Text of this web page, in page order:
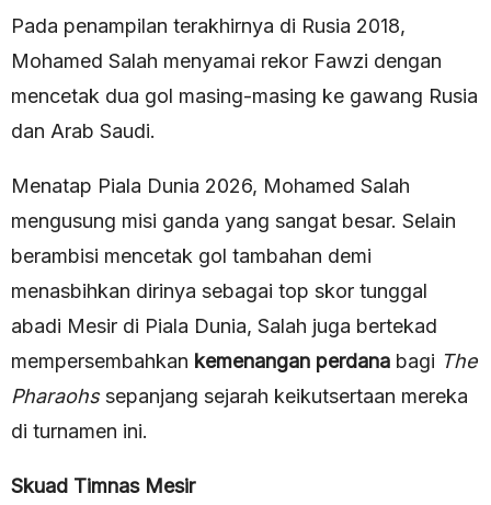
Pada penampilan terakhirnya di Rusia 2018,
Mohamed Salah menyamai rekor Fawzi dengan
mencetak dua gol masing-masing ke gawang Rusia
dan Arab Saudi.
Menatap Piala Dunia 2026, Mohamed Salah
mengusung misi ganda yang sangat besar. Selain
berambisi mencetak gol tambahan demi
menasbihkan dirinya sebagai top skor tunggal
abadi Mesir di Piala Dunia, Salah juga bertekad
mempersembahkan kemenangan perdana bagi The
Pharaohssepanjang sejarah keikutsertaan mereka
di turnamen ini.
Skuad Timnas Mesir